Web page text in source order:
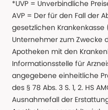
*UVP = Unverbindliche
AVP = Der für den Fall der
gesetzlichen
Unternehmer zum Zwecke
Apotheken mit den
Informationsstelle für
angegebene einheitliche
des § 78 Abs. 3 S. 1, 2. HS
Ausnahmefall der